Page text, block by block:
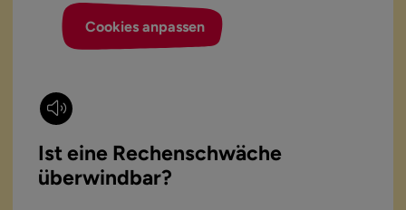
Cookies anpassen
Ist eine Rechenschwäche
überwindbar?